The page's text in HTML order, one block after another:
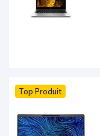
Top Produit